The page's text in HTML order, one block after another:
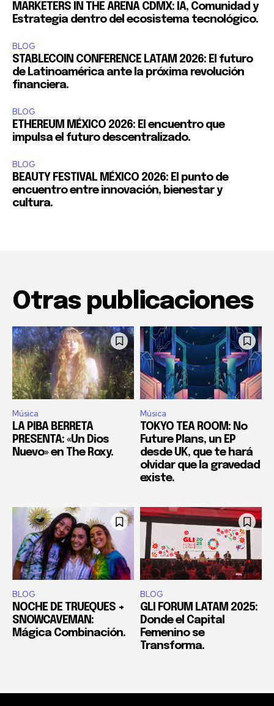
MARKETERS IN THE ARENA CDMX: IA, Comunidad y
Estrategia dentro del ecosistema tecnológico.
BLOG
STABLECOIN CONFERENCE LATAM 2026: El futuro
de Latinoamérica ante la próxima revolución
financiera.
BLOG
ETHEREUM MÉXICO 2026: El encuentro que
impulsa el futuro descentralizado.
BLOG
BEAUTY FESTIVAL MÉXICO 2026: El punto de
encuentro entre innovación, bienestar y
cultura.
Otras publicaciones
Música
LA PIBA BERRETA
PRESENTA: «Un Dios
Nuevo» en The Roxy.
Música
TOKYO TEA ROOM: No
Future Plans, un EP
desde UK, que te hará
olvidar que la gravedad
existe.
BLOG
NOCHE DE TRUEQUES +
SNOWCAVEMAN:
Mágica Combinación.
BLOG
GLI FORUM LATAM 2025:
Donde el Capital
Femenino se
Transforma.